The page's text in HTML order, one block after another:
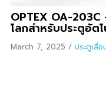
OPTEX OA-
โลกสำหรับประตูอัต
March 7, 2025 / ประตูเลื่